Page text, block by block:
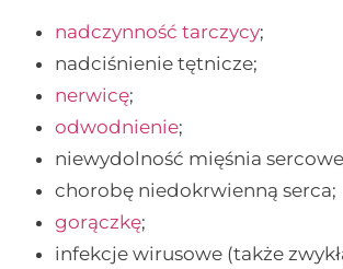
nadczynność tarczycy;
nadciśnienie tętnicze;
nerwicę;
odwodnienie;
niewydolność mięśnia
chorobę niedokrwienną serca;
gorączkę;
infekcje wirusowe (także